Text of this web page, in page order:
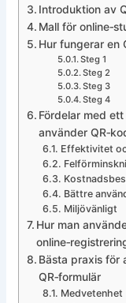
Introduktion av
Mall för
Hur fungerar en
Steg 1
Steg 2
Steg 3
Steg 4
Fördelar med
använder
Effektivitet
Bättre
Miljövänligt
Hur man
Bästa praxis för
QR‑formulär
Medvetenhet